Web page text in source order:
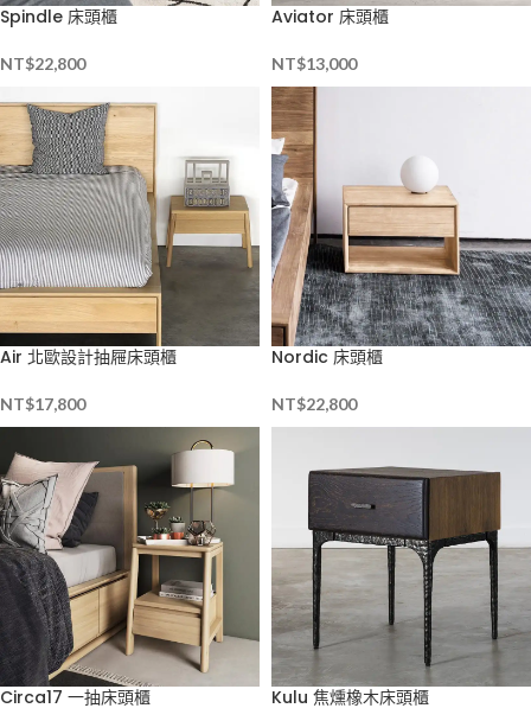
Spindle 床頭櫃
NT$22,800
Aviator 床頭櫃
NT$13,000
Air 北歐設計抽屜床頭櫃
NT$17,800
Nordic 床頭櫃
NT$22,800
Circa17 一抽床頭櫃 Kulu 焦燻橡木床頭櫃